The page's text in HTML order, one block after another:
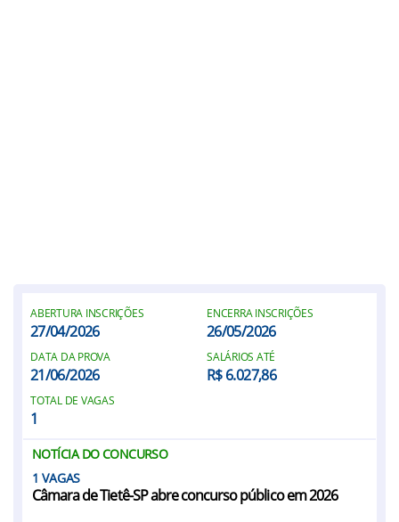
ABERTURA INSCRIÇÕES
27/04/2026
ENCERRA INSCRIÇÕES
26/05/2026
DATA DA PROVA
21/06/2026
SALÁRIOS ATÉ
R$ 6.027,86
TOTAL DE VAGAS
1
NOTÍCIA DO CONCURSO
1
Câmara de Tietê-SP abre concurso público em 2026